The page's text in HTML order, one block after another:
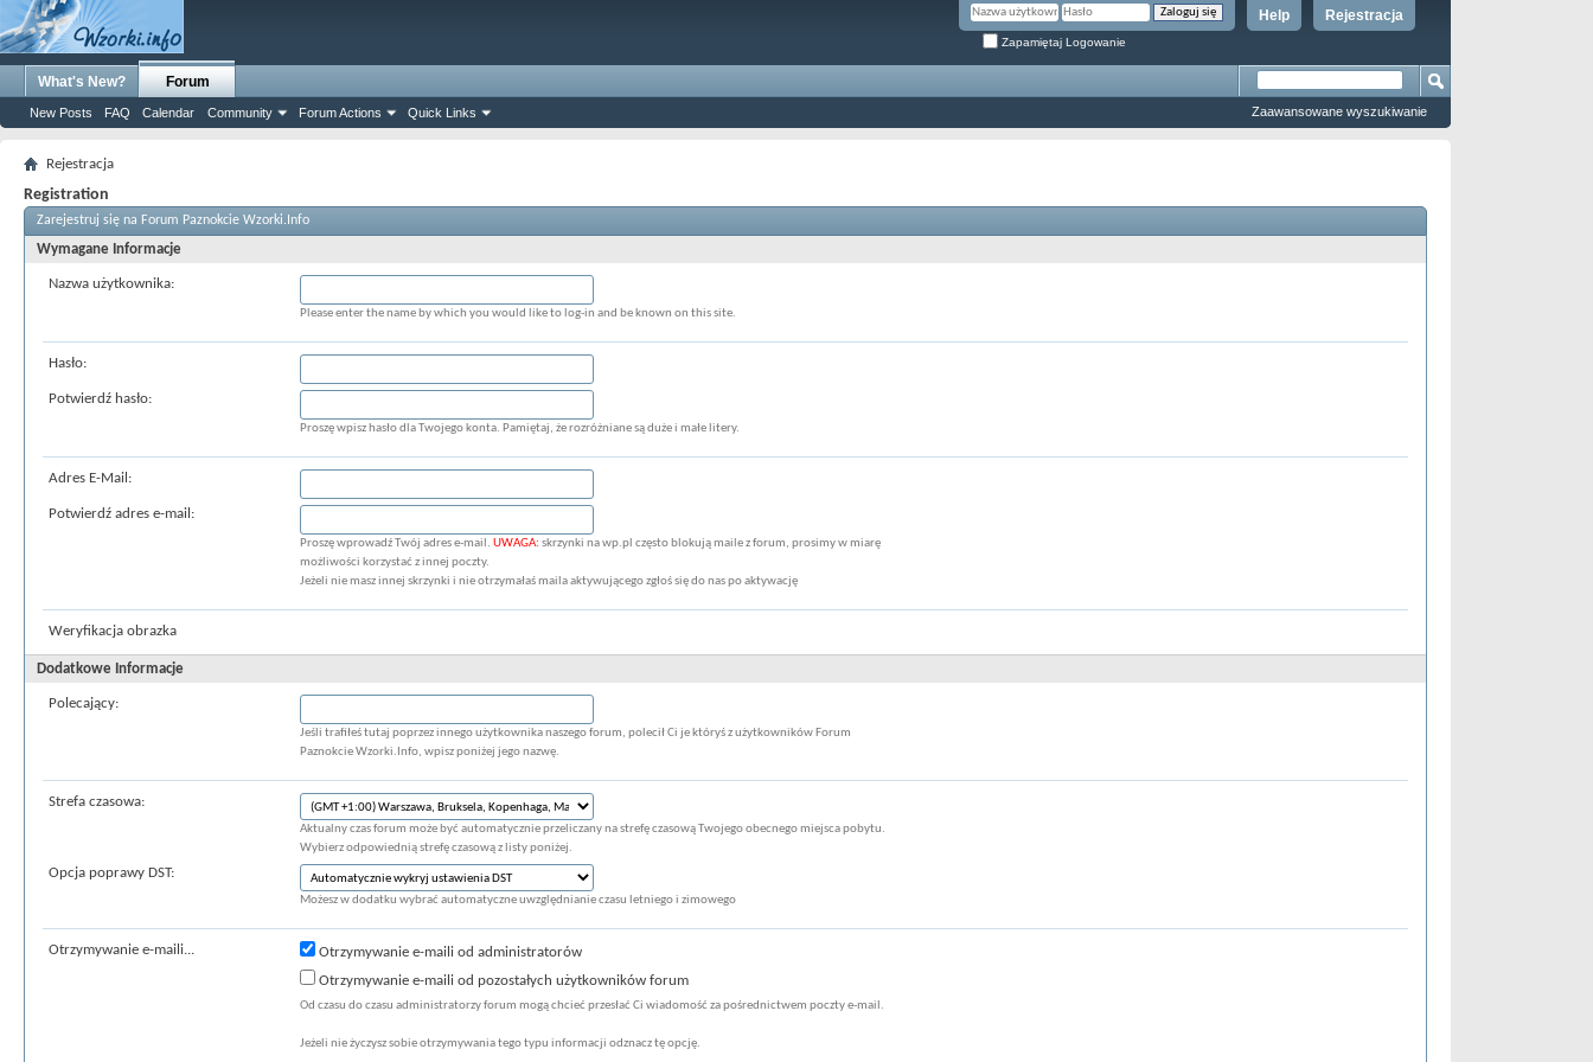
Rejestracja
Help
Zapamiętaj Logowanie
What's New? Forum
New Posts FAQ Calendar Community Forum Actions Quick Links Zaawansowane wyszukiwanie
Rejestracja
Registration
Zarejestruj się na Forum Paznokcie Wzorki.Info
Wymagane Informacje
Nazwa użytkownika:
Please enter the name by which you would like to log-in and be known on this site.
Hasło:
Potwierdź hasło:
Proszę wpisz hasło dla Twojego konta. Pamiętaj, że rozróżniane są duże i małe litery.
Adres E-Mail:
Potwierdź adres e-mail:
Proszę wprowadź Twój adres e-mail. UWAGA: skrzynki na wp.pl często blokują maile z forum, prosimy w miarę
możliwości korzystać z innej poczty.
Jeżeli nie masz innej skrzynki i nie otrzymałaś maila aktywującego zgłoś się do nas po aktywację
Weryfikacja obrazka
Dodatkowe Informacje
Polecający:
Jeśli trafiłeś tutaj poprzez innego użytkownika naszego forum, polecił Ci je któryś z użytkowników Forum
Paznokcie Wzorki.Info, wpisz poniżej jego nazwę.
Strefa czasowa:
Aktualny czas forum może być automatycznie przeliczany na strefę czasową Twojego obecnego miejsca pobytu.
Wybierz odpowiednią strefę czasową z listy poniżej.
Opcja poprawy DST:
Możesz w dodatku wybrać automatyczne uwzględnianie czasu letniego i zimowego
Otrzymywanie e-maili...
Otrzymywanie e-maili od administratorów
Otrzymywanie e-maili od pozostałych użytkowników forum
Od czasu do czasu administratorzy forum mogą chcieć przesłać Ci wiadomość za pośrednictwem poczty e-mail.
Jeżeli nie życzysz sobie otrzymywania tego typu informacji odznacz tę opcję.